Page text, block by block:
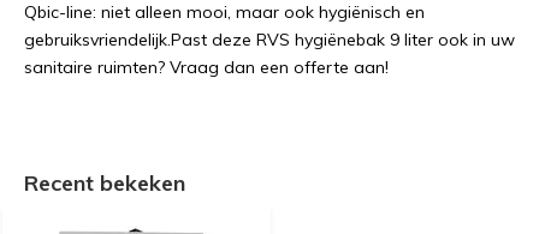
Qbic-line: niet alleen mooi, maar ook hygiënisch en
gebruiksvriendelijk.Past deze RVS hygiënebak 9 liter ook in uw
sanitaire ruimten? Vraag dan een offerte aan!
Recent bekeken